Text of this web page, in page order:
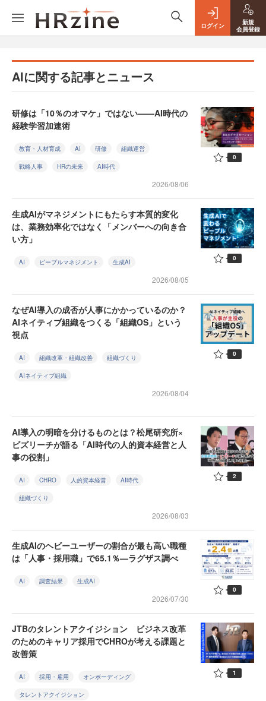
ログイン
新規
会員登録
AIに関する記事とニュース
研修は「10％のオマケ」ではない——AI時代の
経験学習加速術
教育・人材育成 AI 研修 組織運営
戦略人事 HRの未来 AI時代
2026/08/06
0
生成AIがマネジメントにもたらす本質的変化
は、業務効率化ではなく「メンバーへの向き合
い方」
AI ピープルマネジメント 生成AI
2026/08/05
0
なぜAI導入の成否が人事にかかっているのか？
AIネイティブ組織をつくる「組織OS」という
視点
AI 組織改革・組織改善 組織づくり
AIネイティブ組織
2026/08/04
0
AI導入の明暗を分けるものとは？松尾研究所×
ビズリーチが語る「AI時代の人的資本経営と人
事の役割」
AI CHRO 人的資本経営 AI時代
組織づくり
2026/08/03
2
生成AIのヘビーユーザーの割合が最も高い職種
は「人事・採用職」で65.1％—ラグザス調べ
AI 調査結果 生成AI
2026/07/30
0
JTBのタレントアクイジション ビジネス改革
のためのキャリア採用でCHROが考える課題と
改善策
AI 採用・雇用 オンボーディング
タレントアクイジション
1